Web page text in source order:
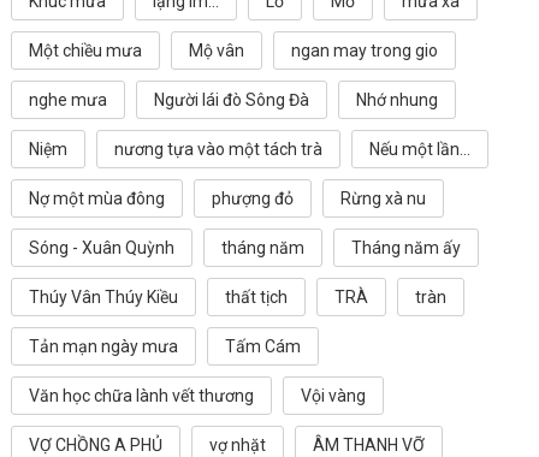
Một chiều mưa Mộ vân ngan may trong gio
nghe mưa Người lái đò Sông Đà Nhớ nhung
Niệm nương tựa vào một tách trà Nếu một lần...
Nợ một mùa đông phượng đỏ Rừng xà nu
Sóng - Xuân Quỳnh tháng năm Tháng năm ấy
Thúy Vân Thúy Kiều thất tịch TRÀ tràn
Tản mạn ngày mưa Tấm Cám
Văn học chữa lành vết thương Vội vàng
VỢ CHỒNG A PHỦ vợ nhặt ÂM THANH VỠ